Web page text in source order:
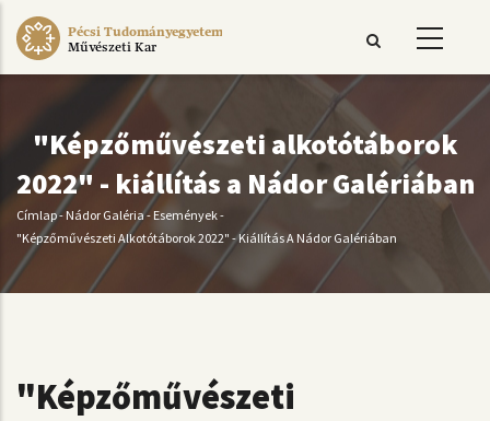
Ugrás
Pécsi Tudományegyetem
Művészeti Kar
"Képzőművészeti alkotótáborok
2022" - kiállítás a Nádor Galériában
Morzsa
Címlap-Nádor Galéria-Események-
"Képzőművészeti Alkotótáborok 2022" - Kiállítás A Nádor Galériában
"Képzőművészeti